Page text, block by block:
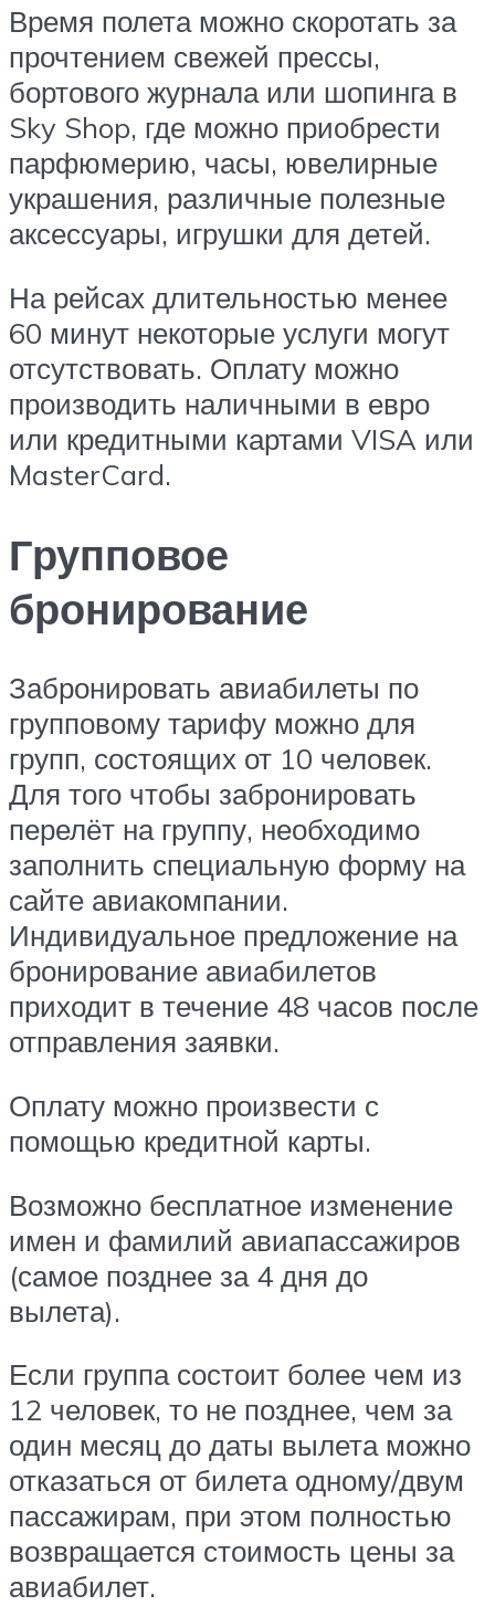
Время полета можно скоротать за
прочтением свежей прессы,
бортового журнала или шопинга в
Sky Shop, где можно приобрести
парфюмерию, часы, ювелирные
украшения, различные полезные
аксессуары, игрушки для детей.
На рейсах длительностью менее
60 минут некоторые услуги могут
отсутствовать. Оплату можно
производить наличными в евро
или кредитными картами VISA или
MasterCard.
Групповое
бронирование
Забронировать авиабилеты по
групповому тарифу можно для
групп, состоящих от 10 человек.
Для того чтобы забронировать
перелёт на группу, необходимо
заполнить специальную форму на
сайте авиакомпании.
Индивидуальное предложение на
бронирование авиабилетов
приходит в течение 48 часов после
отправления заявки.
Оплату можно произвести с
помощью кредитной карты.
Возможно бесплатное изменение
имен и фамилий авиапассажиров
(самое позднее за 4 дня до
вылета).
Если группа состоит более чем из
12 человек, то не позднее, чем за
один месяц до даты вылета можно
отказаться от билета одному/двум
пассажирам, при этом полностью
возвращается стоимость цены за
авиабилет.